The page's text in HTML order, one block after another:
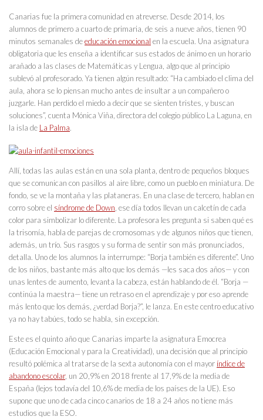
Canarias fue la primera comunidad en atreverse. Desde 2014, los
alumnos de primero a cuarto de primaria, de seis a nueve años, tienen 90
minutos semanales deeducación emocional en la escuela. Una asignatura
obligatoria que les enseña a identificar sus estados de ánimo en un horario
arañado a las clases de Matemáticas y Lengua, algo que al principio
sublevó al profesorado. Ya tienen algún resultado: “Ha cambiado el clima del
aula, ahora se lo piensan mucho antes de insultar a un compañero o
juzgarle. Han perdido el miedo a decir que se sienten tristes, y buscan
soluciones”, cuenta Mónica Viña, directora del colegio público La Laguna, en
la isla de La Palma.
Allí, todas las aulas están en una sola planta, dentro de pequeños bloques
que se comunican con pasillos al aire libre, como un pueblo en miniatura. De
fondo, se ve la montaña y las plataneras. En una clase de tercero, hablan en
corro sobre el síndrome de Down , ese día todos llevan un calcetín de cada
color para simbolizar lo diferente. La profesora les pregunta si saben qué es
la trisomía, habla de parejas de cromosomas y de algunos niños que tienen,
además, un trío. Sus rasgos y su forma de sentir son más pronunciados,
detalla. Uno de los alumnos la interrumpe: “Borja también es diferente”. Uno
de los niños, bastante más alto que los demás —les saca dos años— y con
unas lentes de aumento, levanta la cabeza, están hablando de él. “Borja —
continúa la maestra— tiene un retraso en el aprendizaje y por eso aprende
más lento que los demás, ¿verdad Borja?”, le lanza. En este centro educativo
ya no hay tabúes, todo se habla, sin excepción.
Este es el quinto año que Canarias imparte la asignatura Emocrea
(Educación Emocional y para la Creatividad), una decisión que al principio
resultó polémica al tratarse de la sexta autonomía con el mayor índice de
abandono escolar, un 20,9% en 2018 frente al 17,9% de la media de
España (lejos todavía del 10,6% de media de los países de la UE). Eso
supone que uno de cada cinco canarios de 18 a 24 años no tiene más
estudios que la ESO.